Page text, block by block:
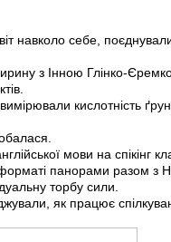
навколо себе,
з Інною Глінко-
кислотність
мови на
панорами разом з
торбу сили.
як працює